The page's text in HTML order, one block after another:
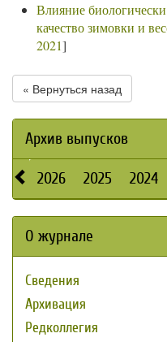
Влияние
качество зимовки и
2021]
« Вернуться назад
Архив выпусков
2026 2025 2024
О журнале
Сведения
Архивация
Редколлегия